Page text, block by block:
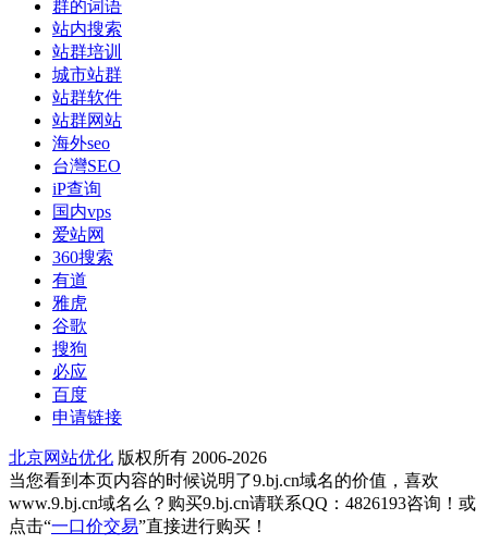
群的词语
站内搜索
站群培训
城市站群
站群软件
站群网站
海外seo
台灣SEO
iP查询
国内vps
爱站网
360搜索
有道
雅虎
谷歌
搜狗
必应
百度
申请链接
北京网站优化 版权所有 2006-2026
当您看到本页内容的时候说明了9.bj.cn域名的价值，喜欢
www.9.bj.cn域名么？购买9.bj.cn请联系QQ：4826193咨询！或
点击“一口价交易”直接进行购买！